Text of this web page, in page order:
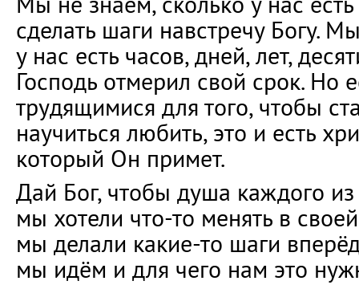
сделать шаги навстречу Богу.
у нас есть часов, дней, лет,
Господь отмерил свой срок. Но
трудящимися для того, чтобы
научиться любить, это и есть
который Он примет.
Дай Бог, чтобы душа каждого
мы хотели что-то менять в
мы делали какие-то шаги
мы идём и для чего нам это